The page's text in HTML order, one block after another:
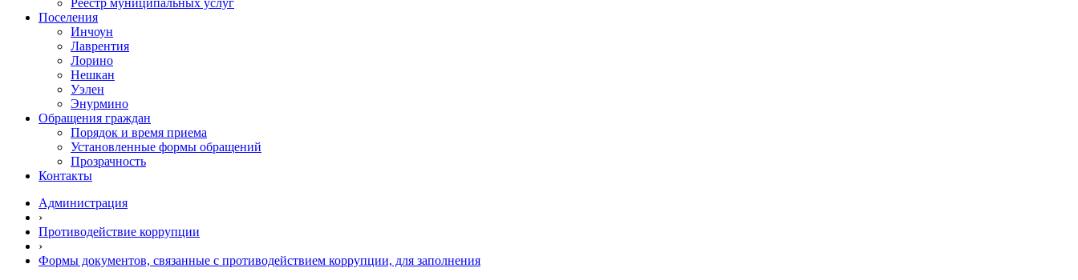
Реестр муниципальных услуг
Поселения
Инчоун
Лаврентия
Лорино
Нешкан
Уэлен
Энурмино
Обращения граждан
Порядок и время приема
Установленные формы обращений
Прозрачность
Контакты
Администрация
›
Противодействие коррупции
›
Формы документов, связанные с противодействием коррупции, для заполнения